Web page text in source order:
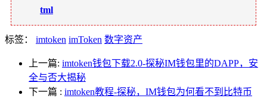
tml
标签： imtoken imToken 数字资产
上一篇: imtoken钱包下载2.0-探秘IM钱包里的DAPP，安
全与否大揭秘
下一篇 : imtoken教程-探秘，IM钱包为何看不到比特币